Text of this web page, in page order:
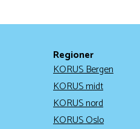
Regioner
KORUS Bergen
KORUS midt
KORUS nord
KORUS Oslo